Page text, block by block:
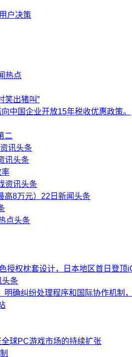
户决策
热点
笑出猪叫”
中国企业开放15年税收优惠政策。
二
讯头条
讯头条
率
资讯头条
高8万元）22日新闻头条
点头条
授权枕套设计，日本地区首日登顶
头条
确纠纷处理程序和国际协作机制
球PC游戏市场的持续扩张